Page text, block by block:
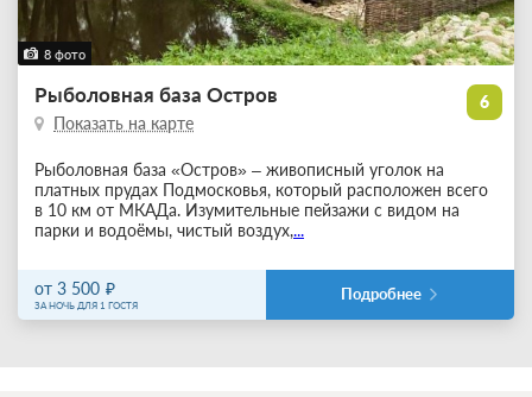
8 фото
6
Рыболовная база Остров
Показать на карте
Рыболовная база «Остров» – живописный уголок на
платных прудах Подмосковья, который расположен всего
в 10 км от МКАДа. Изумительные пейзажи с видом на
парки и водоёмы, чистый воздух,...
от 3 500
ЗА НОЧЬ ДЛЯ 1 ГОСТЯ
Подробнее